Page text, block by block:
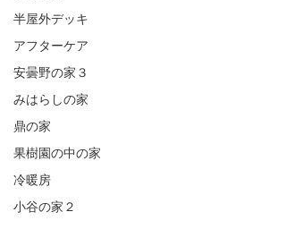
半屋外デッキ
アフターケア
安曇野の家３
みはらしの家
鼎の家
果樹園の中の家
冷暖房
小谷の家２